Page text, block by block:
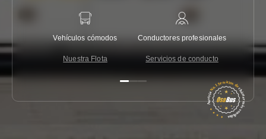
Vehículos cómodos
Nuestra Flota
Conductores profesionales
Servicios de conducto